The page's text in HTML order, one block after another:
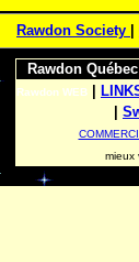
Rawdon Society
Rawdon
Rawdon WEB
mieux